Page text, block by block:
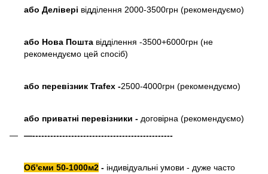
або Делівері відділення 2000-3500грн (рекомендуємо)
або Нова Пошта відділення -3500+6000грн (не
рекомендуємо цей спосіб)
або перевізник Trafex -2500-4000грн (рекомендуємо)
або приватні перевізники - договірна (рекомендуємо)
—-----------------------------------------------
Об'єми 50-1000м2 - індивідуальні умови - дуже часто